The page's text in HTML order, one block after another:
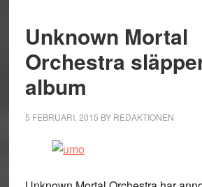
Unknown Mortal
Orchestra
album
5 FEBRUARI, 2015 BY REDAKTIONEN